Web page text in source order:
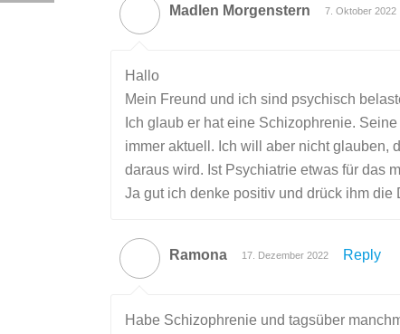
Madlen Morgenstern 7. Oktober 2022
Hallo
Mein Freund und ich sind psychisch
Ich glaub er hat eine Schizophrenie.
immer aktuell. Ich will aber nicht glauben,
daraus wird. Ist Psychiatrie etwas für das
Ja gut ich denke positiv und drück ihm
Ramona 17. Dezember 2022 Reply
Habe Schizophrenie und tagsüber